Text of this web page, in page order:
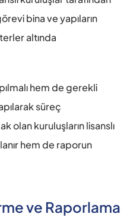
bina ve yapıların
altında
hem de gerekli
süreç
olan kuruluşların lisanslı
hem de raporun
ve Raporlama